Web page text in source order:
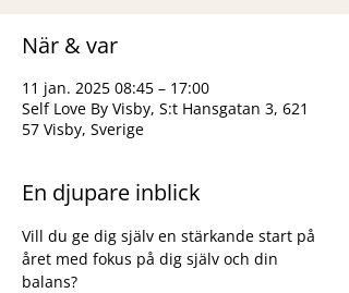
När & var
11 jan. 2025 08:45 – 17:00
Self Love By Visby, S:t Hansgatan 3, 621
57 Visby, Sverige
En djupare inblick
Vill du ge dig själv en stärkande start på
året med fokus på dig själv och din
balans?